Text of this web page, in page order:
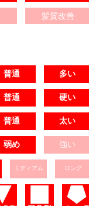
髪質改善
普通 多い
普通 硬い
普通 太い
弱め 強い
ミディアム ロング